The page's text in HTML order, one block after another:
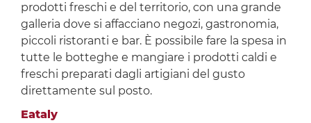
prodotti freschi e del territorio, con una grande
galleria dove si affacciano negozi, gastronomia,
piccoli ristoranti e bar. È possibile fare la spesa in
tutte le botteghe e mangiare i prodotti caldi e
freschi preparati dagli artigiani del gusto
direttamente sul posto.
Eataly